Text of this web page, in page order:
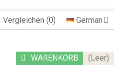
German
Vergleichen (0)
WARENKORB
(Leer)